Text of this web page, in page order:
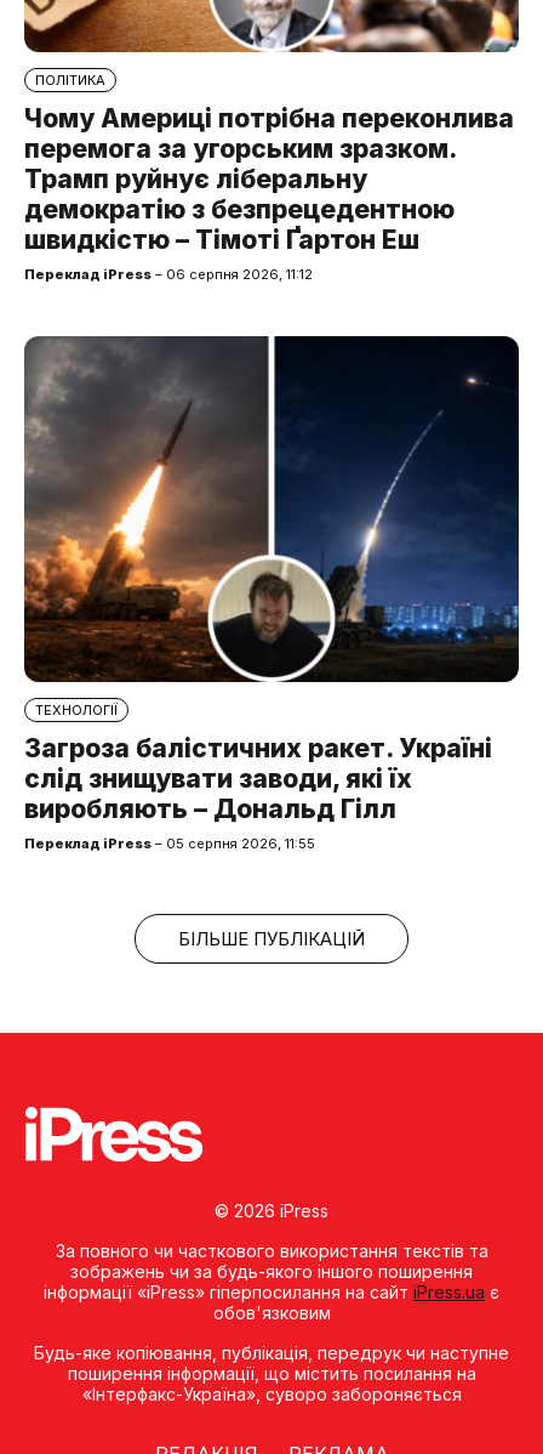
ПОЛІТИКА
Чому Америці потрібна переконлива
перемога за угорським зразком.
Трамп руйнує ліберальну
демократію з безпрецедентною
швидкістю – Тімоті Ґартон Еш
Переклад iPress – 06 серпня 2026, 11:12
ТЕХНОЛОГІЇ
Загроза балістичних ракет. Україні
слід знищувати заводи, які їх
виробляють – Дональд Гілл
Переклад iPress – 05 серпня 2026, 11:55
БІЛЬШЕ ПУБЛІКАЦІЙ
© 2026 iPress
За повного чи часткового використання текстів та
зображень чи за будь-якого іншого поширення
інформації «iPress» гіперпосилання на сайт iPress.ua є
обов'язковим
Будь-яке копiювання, публiкацiя, передрук чи наступне
поширення iнформацiї, що мiстить посилання на
«Iнтерфакс-Україна», суворо забороняється